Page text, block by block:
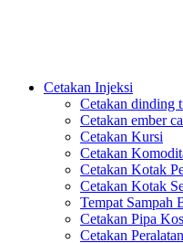
Cetakan Injeksi
Cetakan dinding
Cetakan ember
Cetakan Kursi
Cetakan
Cetakan Kotak
Cetakan Kotak
Tempat Sampah
Cetakan Pipa
Cetakan